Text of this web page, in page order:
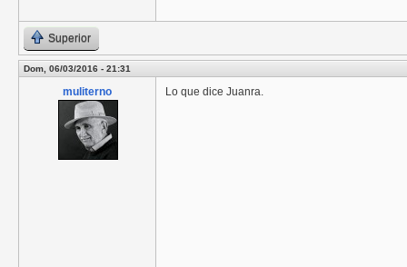
Superior
Dom, 06/03/2016 - 21:31
muliterno Lo que dice Juanra.